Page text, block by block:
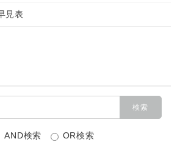
見表
AND検索 OR検索